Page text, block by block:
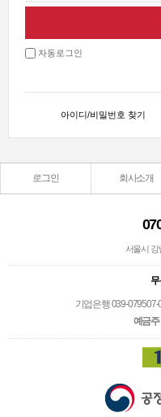
자동로그인
아이디/비밀번호 찾기
로그인 회사소개
서울시 강
기업은행 039-
예금주